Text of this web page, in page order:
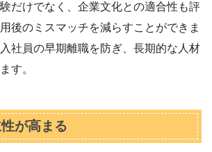
だけでなく、企業文化との適合性も評
後のミスマッチを減らすことができま
社員の早期離職を防ぎ、長期的な人材
す。
が高まる